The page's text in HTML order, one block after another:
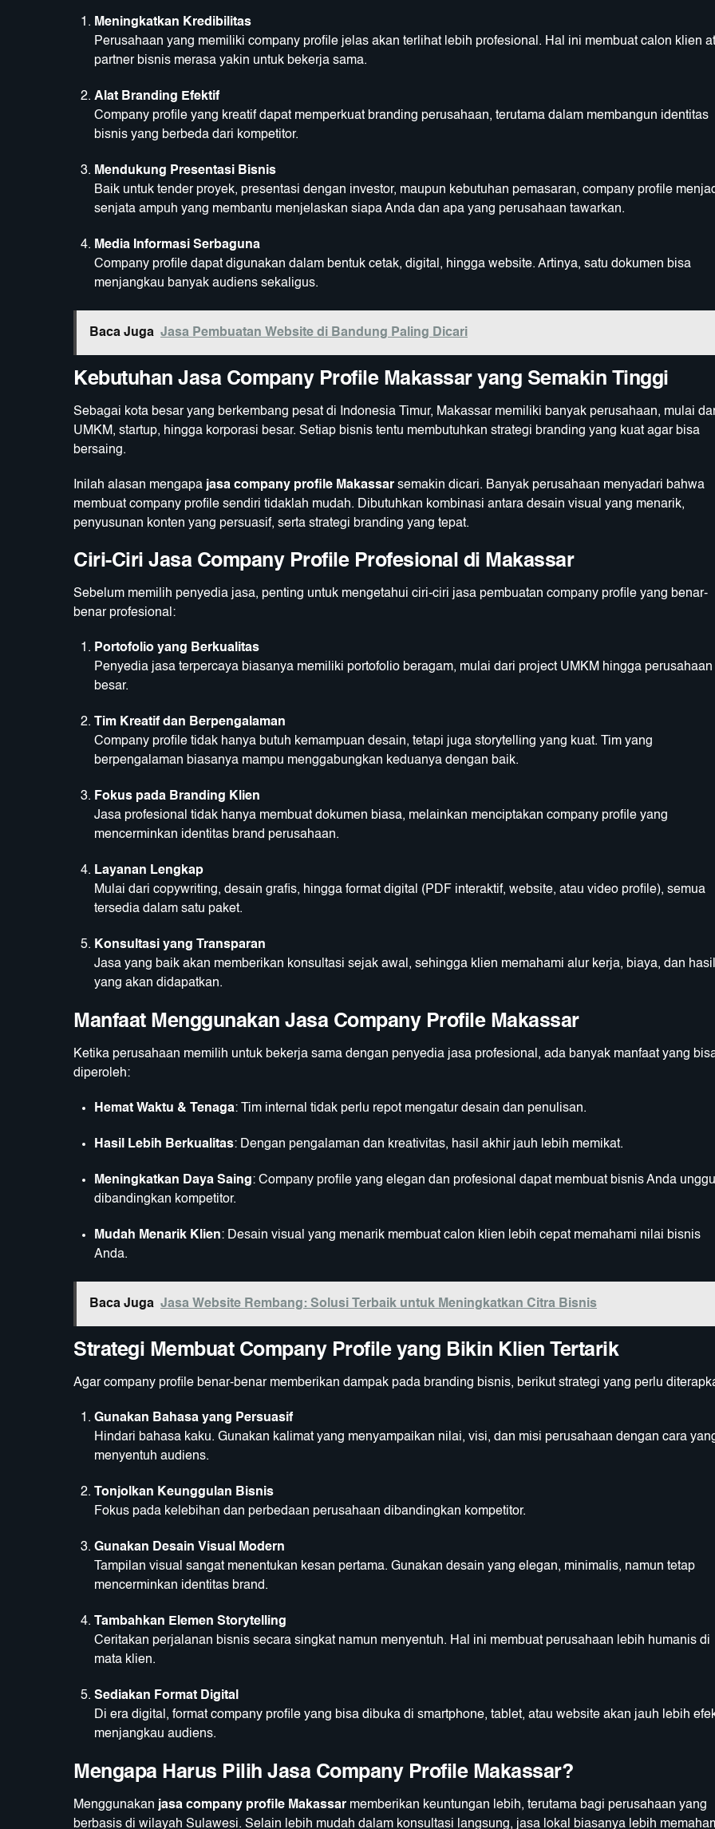
Meningkatkan Kredibilitas
Perusahaan yang memiliki company profile jelas akan terlihat lebih profesional. Hal ini membuat calon klien
partner bisnis merasa yakin untuk bekerja sama.
Alat Branding Efektif
Company profile yang kreatif dapat memperkuat branding perusahaan, terutama dalam membangun identitas
bisnis yang berbeda dari kompetitor.
Mendukung Presentasi Bisnis
Baik untuk tender proyek, presentasi dengan investor, maupun kebutuhan pemasaran, company profile
senjata ampuh yang membantu menjelaskan siapa Anda dan apa yang perusahaan tawarkan.
Media Informasi Serbaguna
Company profile dapat digunakan dalam bentuk cetak, digital, hingga website. Artinya, satu dokumen bisa
menjangkau banyak audiens sekaligus.
Baca Juga Jasa Pembuatan Website di Bandung Paling Dicari
Kebutuhan Jasa Company Profile Makassar yang Semakin Tinggi
Sebagai kota besar yang berkembang pesat di Indonesia Timur, Makassar memiliki banyak perusahaan, mulai
UMKM, startup, hingga korporasi besar. Setiap bisnis tentu membutuhkan strategi branding yang kuat agar bisa
bersaing.
Inilah alasan mengapa jasa company profile Makassar semakin dicari. Banyak perusahaan menyadari bahwa
membuat company profile sendiri tidaklah mudah. Dibutuhkan kombinasi antara desain visual yang menarik,
penyusunan konten yang persuasif, serta strategi branding yang tepat.
Ciri-Ciri Jasa Company Profile Profesional di Makassar
Sebelum memilih penyedia jasa, penting untuk mengetahui ciri-ciri jasa pembuatan company profile yang benar-
benar profesional:
Portofolio yang Berkualitas
Penyedia jasa terpercaya biasanya memiliki portofolio beragam, mulai dari project UMKM hingga perusahaan
besar.
Tim Kreatif dan Berpengalaman
Company profile tidak hanya butuh kemampuan desain, tetapi juga storytelling yang kuat. Tim yang
berpengalaman biasanya mampu menggabungkan keduanya dengan baik.
Fokus pada Branding Klien
Jasa profesional tidak hanya membuat dokumen biasa, melainkan menciptakan company profile yang
mencerminkan identitas brand perusahaan.
Layanan Lengkap
Mulai dari copywriting, desain grafis, hingga format digital (PDF interaktif, website, atau video profile), semua
tersedia dalam satu paket.
Konsultasi yang Transparan
Jasa yang baik akan memberikan konsultasi sejak awal, sehingga klien memahami alur kerja, biaya, dan hasil
yang akan didapatkan.
Manfaat Menggunakan Jasa Company Profile Makassar
Ketika perusahaan memilih untuk bekerja sama dengan penyedia jasa profesional, ada banyak manfaat yang
diperoleh:
Hemat Waktu & Tenaga: Tim internal tidak perlu repot mengatur desain dan penulisan.
Hasil Lebih Berkualitas: Dengan pengalaman dan kreativitas, hasil akhir jauh lebih memikat.
Meningkatkan Daya Saing: Company profile yang elegan dan profesional dapat membuat bisnis Anda
dibandingkan kompetitor.
Mudah Menarik Klien: Desain visual yang menarik membuat calon klien lebih cepat memahami nilai bisnis
Anda.
Baca Juga Jasa Website Rembang: Solusi Terbaik untuk Meningkatkan Citra Bisnis
Strategi Membuat Company Profile yang Bikin Klien Tertarik
Agar company profile benar-benar memberikan dampak pada branding bisnis, berikut strategi yang perlu
Gunakan Bahasa yang Persuasif
Hindari bahasa kaku. Gunakan kalimat yang menyampaikan nilai, visi, dan misi perusahaan dengan cara
menyentuh audiens.
Tonjolkan Keunggulan Bisnis
Fokus pada kelebihan dan perbedaan perusahaan dibandingkan kompetitor.
Gunakan Desain Visual Modern
Tampilan visual sangat menentukan kesan pertama. Gunakan desain yang elegan, minimalis, namun tetap
mencerminkan identitas brand.
Tambahkan Elemen Storytelling
Ceritakan perjalanan bisnis secara singkat namun menyentuh. Hal ini membuat perusahaan lebih humanis di
mata klien.
Sediakan Format Digital
Di era digital, format company profile yang bisa dibuka di smartphone, tablet, atau website akan jauh lebih
menjangkau audiens.
Mengapa Harus Pilih Jasa Company Profile Makassar?
Menggunakan jasa company profile Makassar memberikan keuntungan lebih, terutama bagi perusahaan yang
berbasis di wilayah Sulawesi. Selain lebih mudah dalam konsultasi langsung, jasa lokal biasanya lebih